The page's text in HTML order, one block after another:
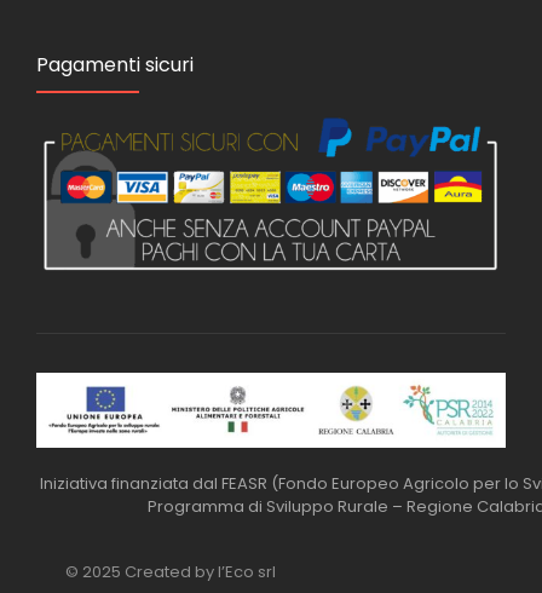
Pagamenti sicuri
Iniziativa finanziata dal FEASR (Fondo Europeo Agricolo per lo
Programma di Sviluppo Rurale – Regione
© 2025 Created by l’Eco srl